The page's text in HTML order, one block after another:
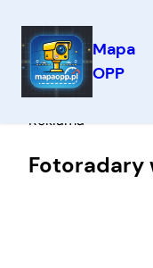
Przejdź
treści
Mapa
OPP
Reklama
Reklama
Fotoradary